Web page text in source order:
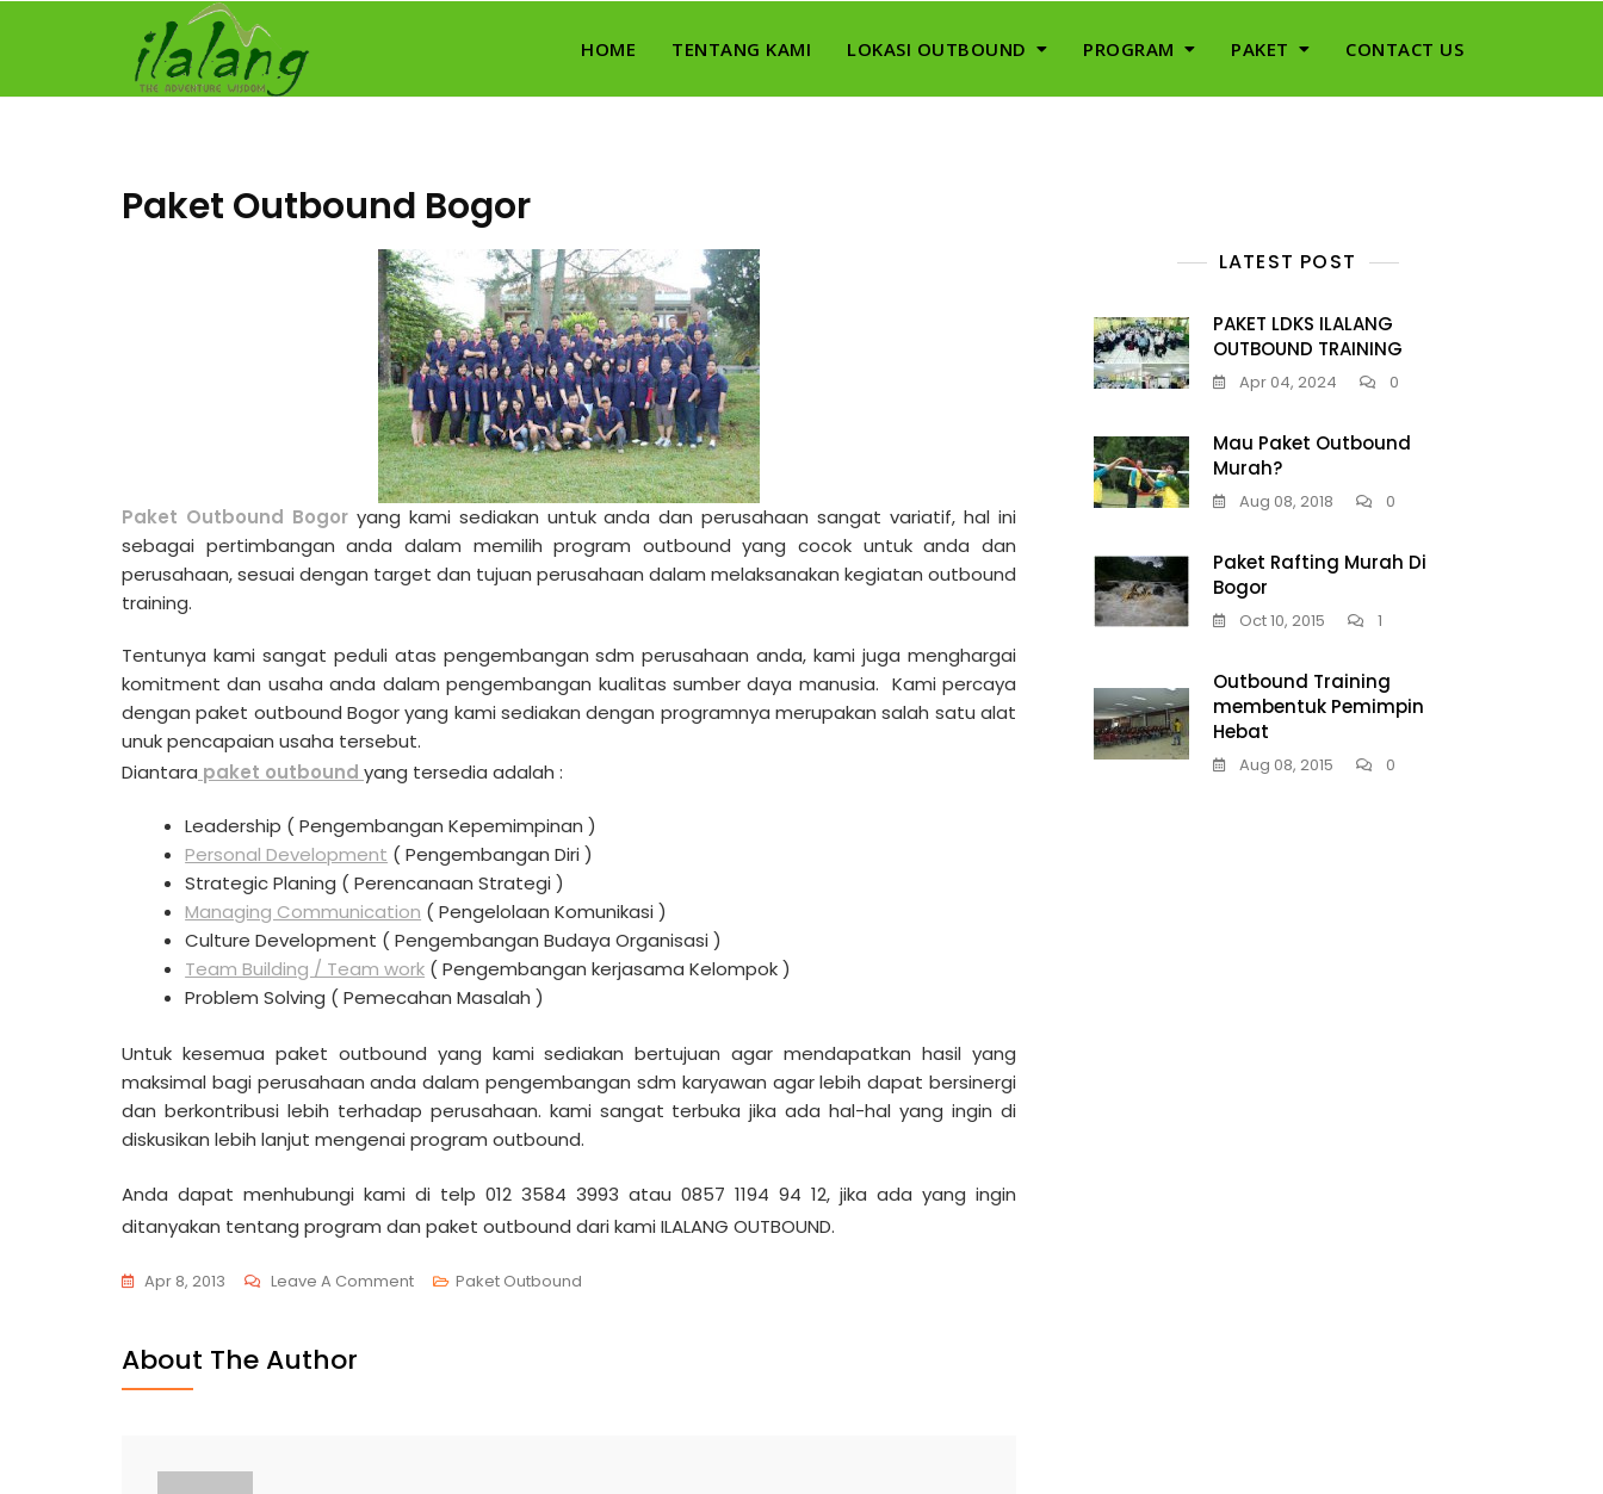
HOME TENTANG KAMI LOKASI OUTBOUND PROGRAM PAKET CONTACT US
Paket Outbound Bogor
Paket Outbound Bogor yang kami sediakan untuk anda dan perusahaan sangat variatif, hal ini
sebagai pertimbangan anda dalam memilih program outbound yang cocok untuk anda dan
perusahaan, sesuai dengan target dan tujuan perusahaan dalam melaksanakan kegiatan outbound
training.
Tentunya kami sangat peduli atas pengembangan sdm perusahaan anda, kami juga menghargai
komitment dan usaha anda dalam pengembangan kualitas sumber daya manusia. Kami percaya
dengan paket outbound Bogor yang kami sediakan dengan programnya merupakan salah satu alat
unuk pencapaian usaha tersebut.
Diantara paket outbound yang tersedia adalah :
Leadership ( Pengembangan Kepemimpinan )
Personal Development ( Pengembangan Diri )
Strategic Planing ( Perencanaan Strategi )
Managing Communication ( Pengelolaan Komunikasi )
Culture Development ( Pengembangan Budaya Organisasi )
Team Building / Team work ( Pengembangan kerjasama Kelompok )
Problem Solving ( Pemecahan Masalah )
Untuk kesemua paket outbound yang kami sediakan bertujuan agar mendapatkan hasil yang
maksimal bagi perusahaan anda dalam pengembangan sdm karyawan agar lebih dapat bersinergi
dan berkontribusi lebih terhadap perusahaan. kami sangat terbuka jika ada hal-hal yang ingin di
diskusikan lebih lanjut mengenai program outbound.
Anda dapat menhubungi kami di telp 012 3584 3993 atau 0857 1194 94 12, jika ada yang ingin
ditanyakan tentang program dan paket outbound dari kami ILALANG OUTBOUND.
Apr 8, 2013 Leave A CommentOn
Paket Outbound
About The Author
LATEST POST
PAKET LDKS ILALANG
OUTBOUND TRAINING
Apr 04, 2024 0
Mau Paket Outbound
Murah?
Aug 08, 2018 0
Paket Rafting Murah Di
Bogor
Oct 10, 2015 1
Outbound Training
membentuk Pemimpin
Hebat
Aug 08, 2015 0